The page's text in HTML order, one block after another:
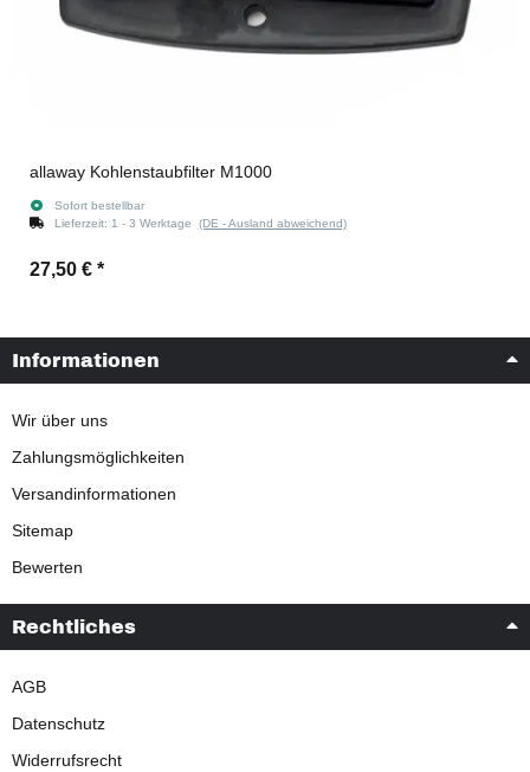
allaway Kohlenstaubfilter M1000
Sofort bestellbar
Lieferzeit: 1 - 3 Werktage (DE - Ausland abweichend)
27,50 € *
Informationen
Wir über uns
Zahlungsmöglichkeiten
Versandinformationen
Sitemap
Bewerten
Rechtliches
AGB
Datenschutz
Widerrufsrecht